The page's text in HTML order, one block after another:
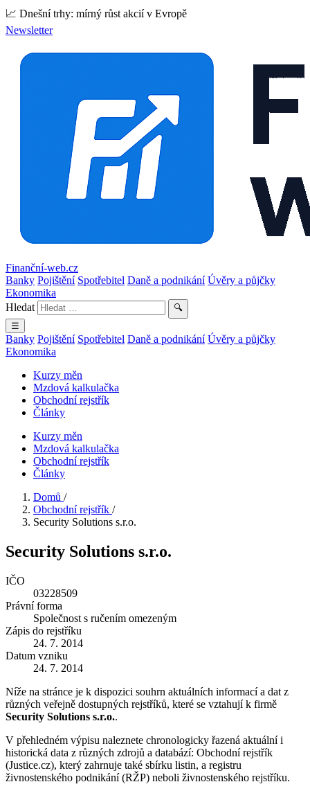
📈 Dnešní trhy: mírný růst akcií v Evropě
Newsletter
Finanční-web.cz
Banky Pojištění Spotřebitel Daně a podnikání Úvěry a půjčky
Ekonomika
Hledat
🔍
☰
Banky Pojištění Spotřebitel Daně a podnikání Úvěry a půjčky
Ekonomika
Kurzy měn
Mzdová kalkulačka
Obchodní rejstřík
Články
Kurzy měn
Mzdová kalkulačka
Obchodní rejstřík
Články
Domů /
Obchodní rejstřík /
Security Solutions s.r.o.
Security Solutions s.r.o.
IČO
03228509
Právní forma
Společnost s ručením omezeným
Zápis do rejstříku
24. 7. 2014
Datum vzniku
24. 7. 2014
Níže na stránce je k dispozici souhrn aktuálních informací a dat z
různých veřejně dostupných rejstříků, které se vztahují k firmě
Security Solutions s.r.o..
V přehledném výpisu naleznete chronologicky řazená aktuální i
historická data z různých zdrojů a databází: Obchodní rejstřík
(Justice.cz), který zahrnuje také sbírku listin, a registru
živnostenského podnikání (RŽP) neboli živnostenského rejstříku.